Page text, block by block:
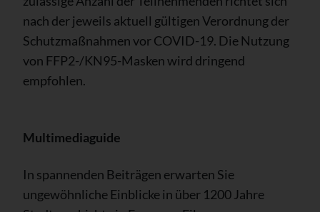
nach der jeweils aktuell gültigen Verordnung der
Schutzmaßnahmen vor COVID-19. Die Nutzung
von FFP2-/KN95-Masken wird dringend
empfohlen.
Multimediaguide
In spannenden Beiträgen erwarten Sie
ungewöhnliche Einblicke in über 1200 Jahre